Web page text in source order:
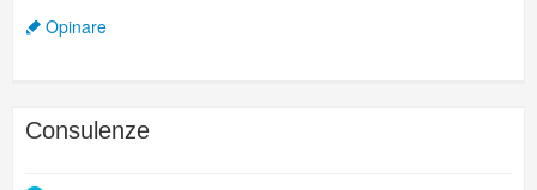
Opinare
Consulenze